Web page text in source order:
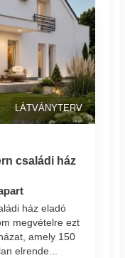
LÁTVÁNYTERV
családi ház
ház eladó
megvételre ezt
amely 150
elrende...